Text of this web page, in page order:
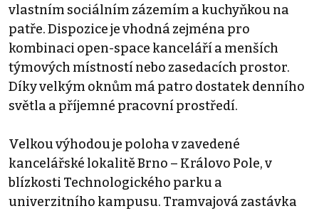
vlastním sociálním zázemím a kuchyňkou na
patře. Dispozice je vhodná zejména pro
kombinaci open-space kanceláří a menších
týmových místností nebo zasedacích prostor.
Díky velkým oknům má patro dostatek denního
světla a příjemné pracovní prostředí.
Velkou výhodou je poloha v zavedené
kancelářské lokalitě Brno – Královo Pole, v
blízkosti Technologického parku a
univerzitního kampusu. Tramvajová zastávka